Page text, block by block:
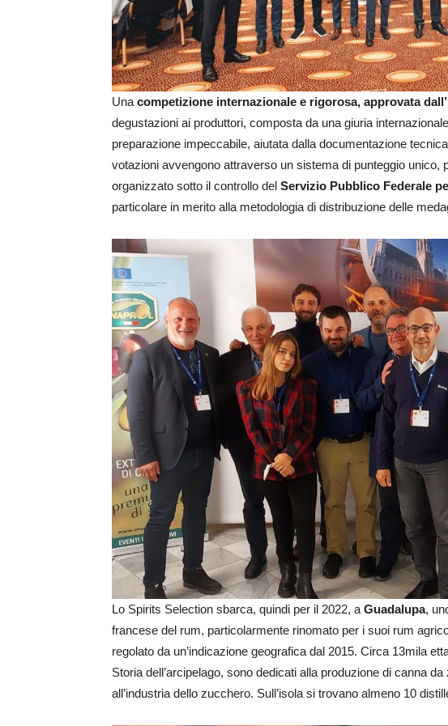
Una competizione internazionale e rigorosa, approvata
degustazioni ai produttori, composta da una giuria
preparazione impeccabile, aiutata dalla documentazione
votazioni avvengono attraverso un sistema di punteggio unico,
organizzato sotto il controllo del Servizio Pubblico Federale
particolare in merito alla metodologia di distribuzione delle
Lo Spirits Selection sbarca, quindi per il 2022, a Guadalupa,
francese del rum, particolarmente rinomato per i suoi rum
regolato da un’indicazione geografica dal 2015. Circa 13mila
Storia dell’arcipelago, sono dedicati alla produzione di canna
all’industria dello zucchero. Sull’isola si trovano almeno 10